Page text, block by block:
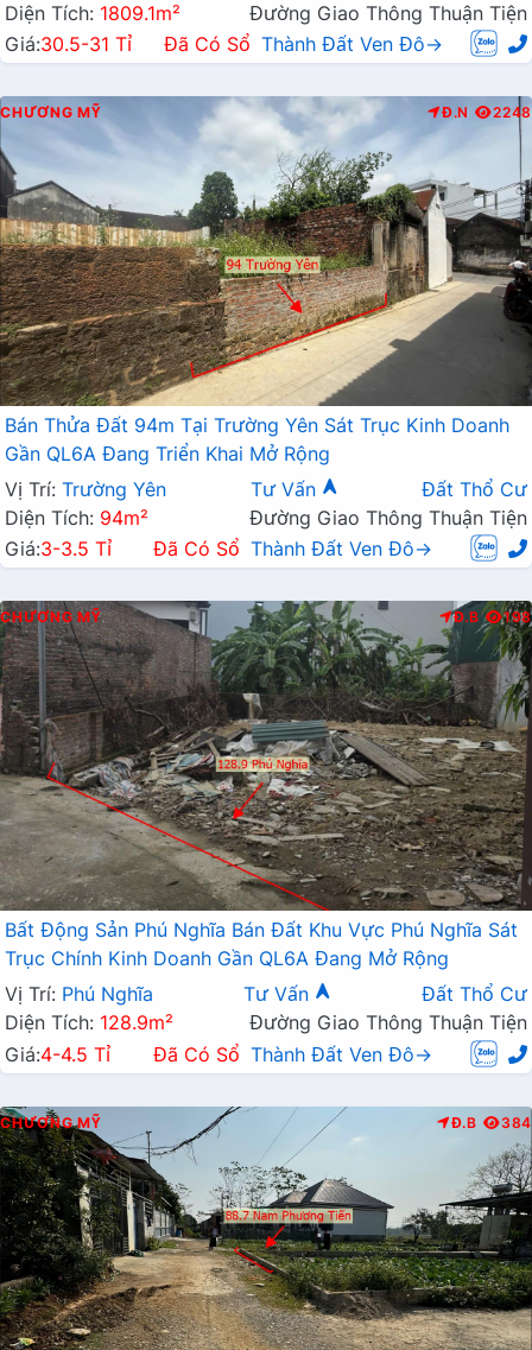
Diện Tích: 1809.1m²
Đường Giao Thông Thuận Tiện
Giá:30.5-31 Tỉ Đã Có Sổ Thành Đất Ven Đô→
CHƯƠNG MỸ Đ.N 2248
Bán Thửa Đất 94m Tại Trường Yên Sát Trục Kinh Doanh
Gần QL6A Đang Triển Khai Mở Rộng
Vị Trí: Trường Yên Tư Vấn
Đất Thổ Cư
Diện Tích: 94m²
Đường Giao Thông Thuận Tiện
Giá:3-3.5 Tỉ Đã Có Sổ Thành Đất Ven Đô→
CHƯƠNG MỸ Đ.B 198
Bất Động Sản Phú Nghĩa Bán Đất Khu Vực Phú Nghĩa Sát
Trục Chính Kinh Doanh Gần QL6A Đang Mở Rộng
Vị Trí: Phú Nghĩa Tư Vấn
Đất Thổ Cư
Diện Tích: 128.9m²
Đường Giao Thông Thuận Tiện
Giá:4-4.5 Tỉ Đã Có Sổ Thành Đất Ven Đô→
CHƯƠNG MỸ Đ.B 384